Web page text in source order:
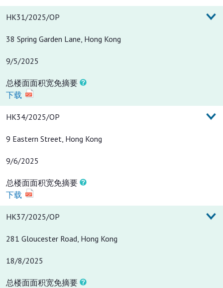
HK31/2025/OP
38 Spring Garden Lane, Hong Kong
9/5/2025
总楼面面积宽免摘要
下载
HK34/2025/OP
9 Eastern Street, Hong Kong
9/6/2025
总楼面面积宽免摘要
下载
HK37/2025/OP
281 Gloucester Road, Hong Kong
18/8/2025
总楼面面积宽免摘要